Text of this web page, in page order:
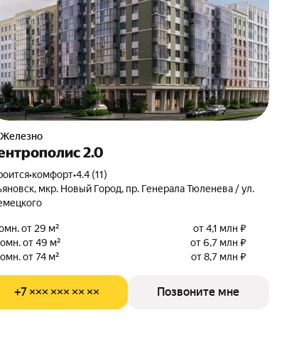
Железно
2.0
•комфорт•4.4 (11)
мкр. Новый Город, пр. Генерала Тюленева / ул.
от 29 м²
от 4,1 млн ₽
от 49 м²
от 6,7 млн ₽
от 74 м²
от 8,7 млн ₽
+7 ××× ××× ×× ×× Позвоните мне